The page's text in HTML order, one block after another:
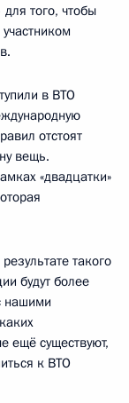
того, чтобы
в ВТО
отстоят
вещь.
«двадцатки»
такого
будут более
нашими
ещё существуют,
к ВТО